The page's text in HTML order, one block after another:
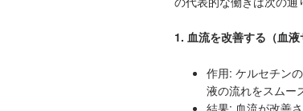
1. 血流を改善する（血液
作用: ケルセチン
液の流れをスムー